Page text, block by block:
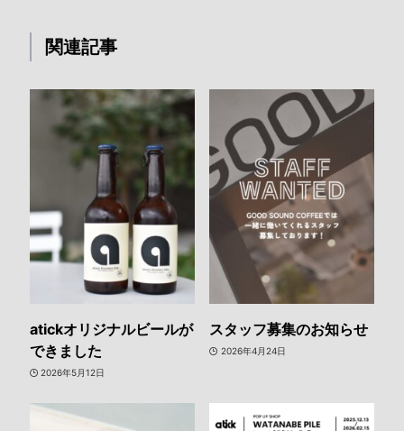
関連記事
atickオリジナルビールが
できました
2026年5月12日
スタッフ募集のお知らせ
2026年4月24日